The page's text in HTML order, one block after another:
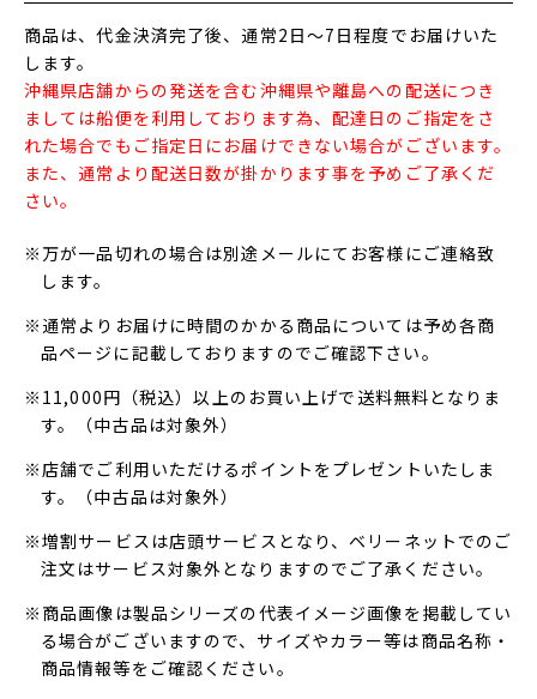
商品は、代金決済完了後、通常2日～7日程度でお届けいた
します。
沖縄県店舗からの発送を含む沖縄県や離島への配送につき
ましては船便を利用しております為、配達日のご指定をさ
れた場合でもご指定日にお届けできない場合がございます。
また、通常より配送日数が掛かります事を予めご了承くだ
さい。
※万が一品切れの場合は別途メールにてお客様にご連絡致
します。
※通常よりお届けに時間のかかる商品については予め各商
品ページに記載しておりますのでご確認下さい。
※11,000円（税込）以上のお買い上げで送料無料となりま
す。（中古品は対象外）
※店舗でご利用いただけるポイントをプレゼントいたしま
す。（中古品は対象外）
※増割サービスは店頭サービスとなり、ベリーネットでのご
注文はサービス対象外となりますのでご了承ください。
※商品画像は製品シリーズの代表イメージ画像を掲載してい
る場合がございますので、サイズやカラー等は商品名称・
商品情報等をご確認ください。